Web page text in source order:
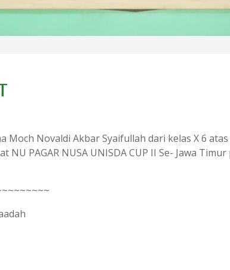
Moch Novaldi Akbar Syaifullah dari kelas X 6
NU PAGAR NUSA UNISDA CUP II Se- Jawa